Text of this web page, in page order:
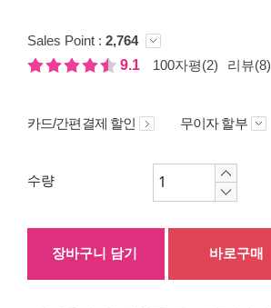
Sales Point : 2,764
9.1
100자평(2) 리뷰(8)
카드/간편결제 할인 무이자 할부
수량
장바구니 담기 바로구매